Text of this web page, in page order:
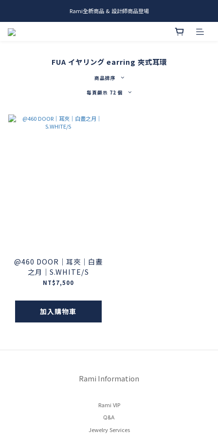
me.ie & A-Y2 新發售
Rami全新商品 & 設計師商品登場
FUA イヤリング earring 夾式耳環
商品排序
每頁顯示 72 個
@460 DOOR｜耳夾｜白晝
之月｜S.WHITE/S
NT$7,500
加入購物車
Rami Information
Rami VIP
Q&A
Jewelry Services